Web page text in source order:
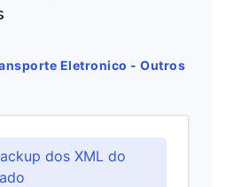
Eletronico - Outros
dos XML do